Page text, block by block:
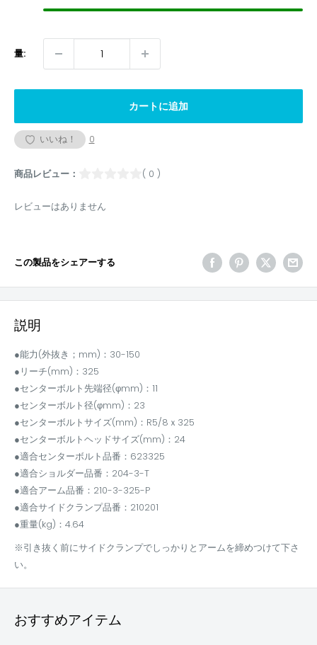
量:
カートに追加
いいね！ 0
商品レビュー： ( 0 )
レビューはありません
この製品をシェアーする
説明
●能力(外抜き；mm)：30-150
●リーチ(mm)：325
●センターボルト先端径(φmm)：11
●センターボルト径(φmm)：23
●センターボルトサイズ(mm)：R5/8ｘ325
●センターボルトヘッドサイズ(mm)：24
●適合センターボルト品番：623325
●適合ショルダー品番：204-3-T
●適合アーム品番：210-3-325-P
●適合サイドクランプ品番：210201
●重量(kg)：4.64
※引き抜く前にサイドクランプでしっかりとアームを締めつけて下さ
い。
おすすめアイテム